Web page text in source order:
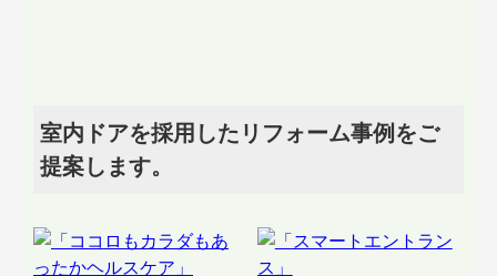
室内ドアを採用したリフォーム事例をご
提案します。